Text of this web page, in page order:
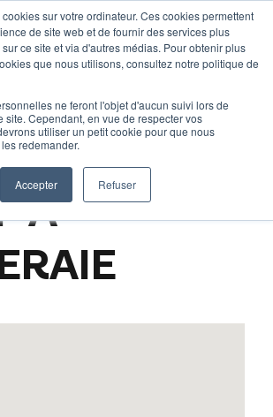
sur votre ordinateur. Ces cookies permettent
de site web et de fournir des services plus
ce site et via d'autres médias. Pour obtenir plus
que nous utilisons, consultez notre politique de
ne feront l'objet d'aucun suivi lors de
site. Cependant, en vue de respecter vos
utiliser un petit cookie pour que nous
redemander.
Accepter Refuser
À